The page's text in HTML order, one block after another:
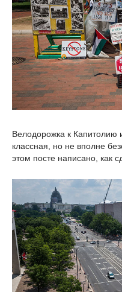
Велодорожка к Капитолию
классная, но не вполне
этом посте написано, как